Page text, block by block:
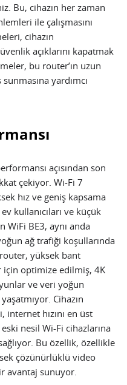
Bu, cihazın her zaman
ile çalışmasını
cihazın
açıklarını kapatmak
bu router’ın uzun
yardımcı
açısından son
çekiyor. Wi-Fi 7
hız ve geniş kapsama
kullanıcıları ve küçük
BE3, aynı anda
ağ trafiği koşullarında
yüksek bant
için optimize edilmiş, 4K
ve veri yoğun
Cihazın
hızını en üst
nesil Wi-Fi cihazlarına
Bu özellik, özellikle
çözünürlüklü video
avantaj sunuyor.